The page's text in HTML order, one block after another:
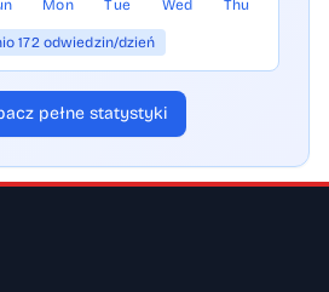
Mon Tue Wed Thu
172 odwiedzin/dzień
pełne statystyki